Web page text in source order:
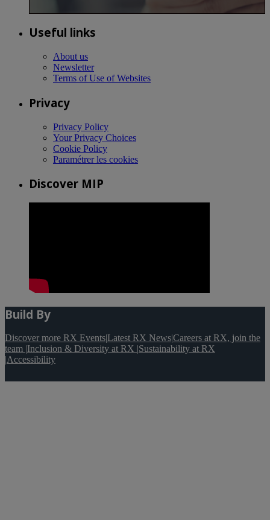
Useful links
About us
Newsletter
Terms of Use of Websites
Privacy
Privacy Policy
Your Privacy Choices
Cookie Policy
Paramétrer les cookies
Discover MIP
Build By
Discover more RX Events|Latest RX News|Careers at RX, join the
team |Inclusion & Diversity at RX |Sustainability at RX
|Accessibility